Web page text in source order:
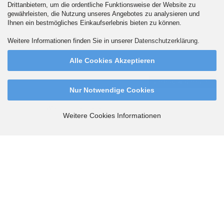
Drittanbietern, um die ordentliche Funktionsweise der Website zu
gewährleisten, die Nutzung unseres Angebotes zu analysieren und
Ihnen ein bestmögliches Einkaufserlebnis bieten zu können.
Weitere Informationen finden Sie in unserer Datenschutzerklärung
Alle Cookies Akzeptieren
Nur Notwendige Cookies
Weitere Cookies Informationen
Wir versenden auch an Packstationen. DHL Standard 5.90 Euro innerhalb
Vertrag widerrufen